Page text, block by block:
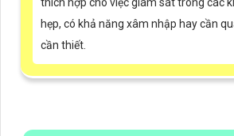
hẹp, có khả năng xâm nhập hay cần
cần thiết.